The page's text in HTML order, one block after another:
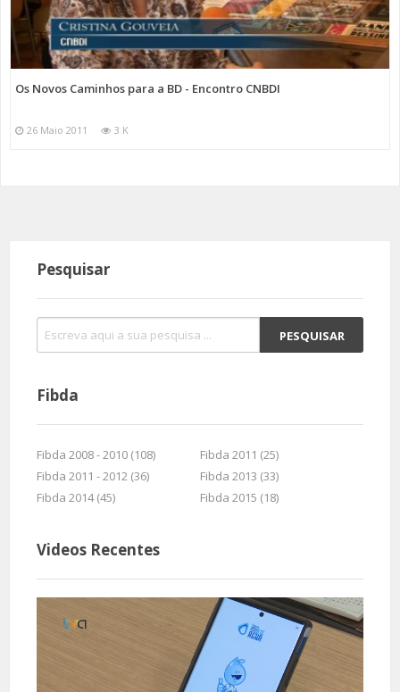
Os Novos Caminhos para a BD - Encontro CNBDI
26 Maio 2011 3 K
Pesquisar
Fibda
Fibda 2008 - 2010 (108)
Fibda 2011 (25)
Fibda 2011 - 2012 (36)
Fibda 2013 (33)
Fibda 2014 (45)
Fibda 2015 (18)
Videos Recentes